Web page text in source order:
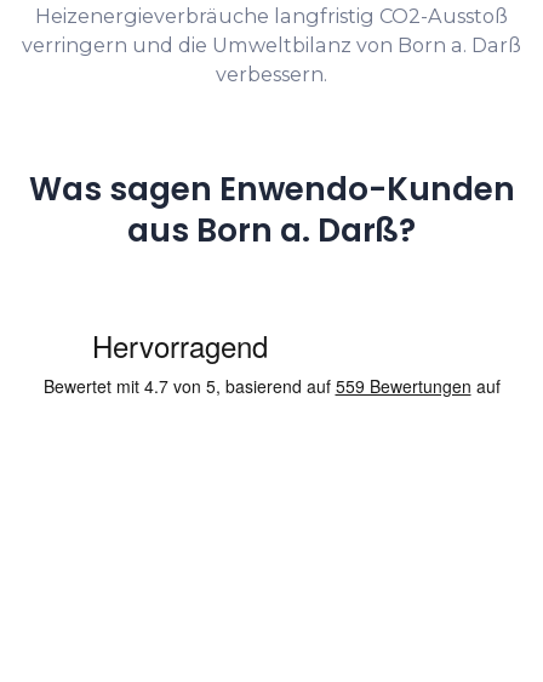
Heizenergieverbräuche langfristig CO2-Ausstoß
verringern und die Umweltbilanz von Born a. Darß
verbessern.
Was sagen Enwendo-Kunden
aus Born a. Darß?